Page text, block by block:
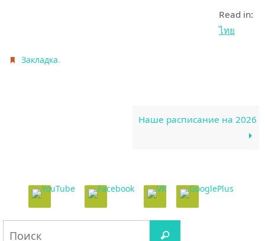
Read in:
ไทย
Закладка.
Наше расписание на 2026
Поиск